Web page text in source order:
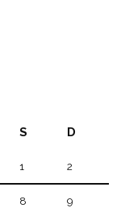
S D
1 2
8 9